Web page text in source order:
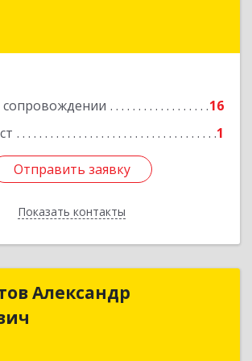
сопровождении
16
1
Отправить заявку
Показать контакты
Краснодарский край, Геленджик г,
Отправить заявку
Назад
Александр
ИП Хомутов Александр